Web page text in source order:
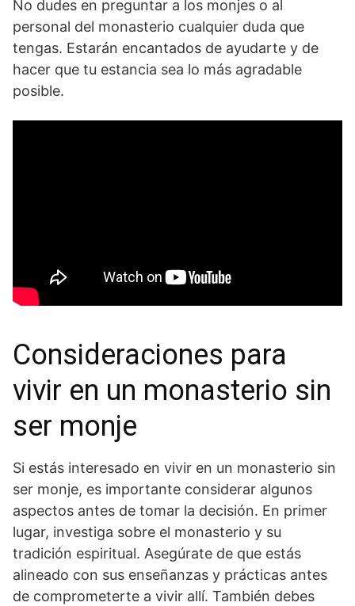
No dudes en preguntar a los monjes o al
personal del monasterio cualquier duda que
tengas. Estarán encantados de ayudarte y de
hacer que tu estancia sea lo más agradable
posible.
Consideraciones para ​
vivir en un monasterio sin⁢
ser monje
Si estás interesado en vivir en un monasterio sin
ser monje, es importante considerar algunos
aspectos antes⁤ de​ tomar la decisión. En primer
lugar, investiga sobre el ⁣monasterio y su
tradición espiritual. Asegúrate de que estás
alineado con sus enseñanzas y prácticas antes
de comprometerte a vivir allí. También debes